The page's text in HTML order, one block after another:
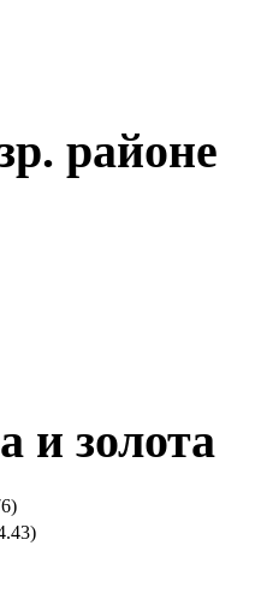
районе
и золота